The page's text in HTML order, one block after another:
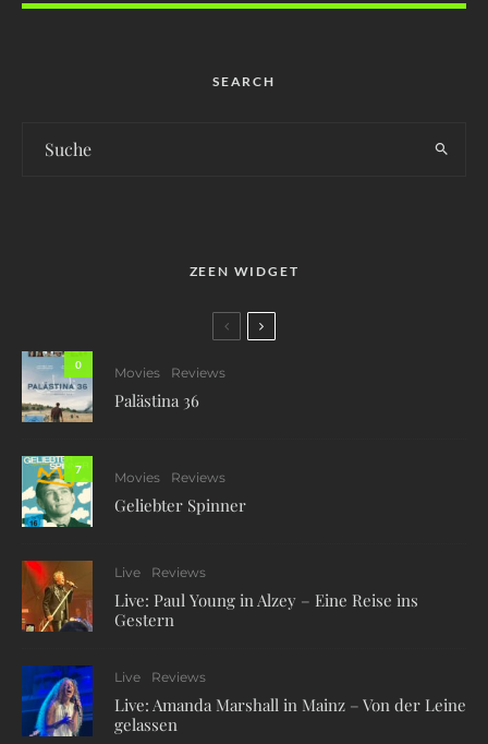
SEARCH
ZEEN WIDGET
0
Movies Reviews
Palästina 36
7
Movies Reviews
Geliebter Spinner
Live Reviews
Live: Paul Young in Alzey – Eine Reise ins
Gestern
Live Reviews
Live: Amanda Marshall in Mainz – Von der Leine
gelassen